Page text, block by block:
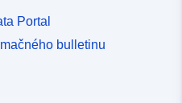
Portal
bulletinu